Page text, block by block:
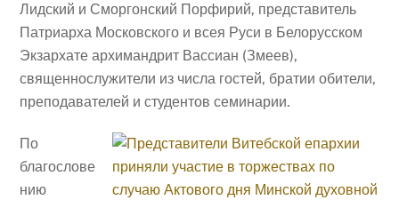
Лидский и Сморгонский Порфирий, представитель
Патриарха Московского и всея Руси в Белорусском
Экзархате архимандрит Вассиан (Змеев),
священнослужители из числа гостей, братии обители,
преподавателей и студентов семинарии.
По
благослове
нию